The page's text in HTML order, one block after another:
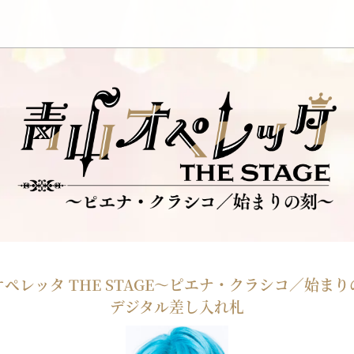
ペレッタ THE STAGE～ピエナ・クラシコ／始ま
デジタル差し入れ札